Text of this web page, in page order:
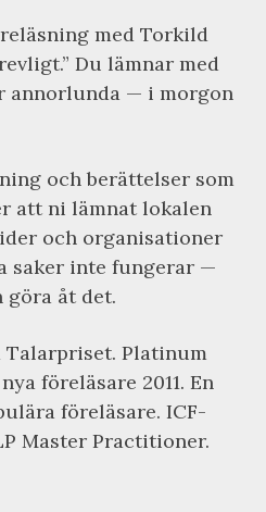
med Torkild
Du lämnar med
annorlunda — i morgon
och berättelser som
att ni lämnat lokalen
och organisationer
saker inte fungerar —
göra åt det.
Platinum
föreläsare 2011. En
föreläsare. ICF-
Master Practitioner.